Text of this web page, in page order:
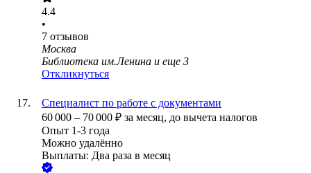
4.4
•
7 отзывов
Москва
Библиотека им.Ленина и еще 3
Откликнуться
Специалист по работе с документами
60 000 – 70 000 ₽ за месяц, до вычета налогов
Опыт 1-3 года
Можно удалённо
Выплаты: Два раза в месяц